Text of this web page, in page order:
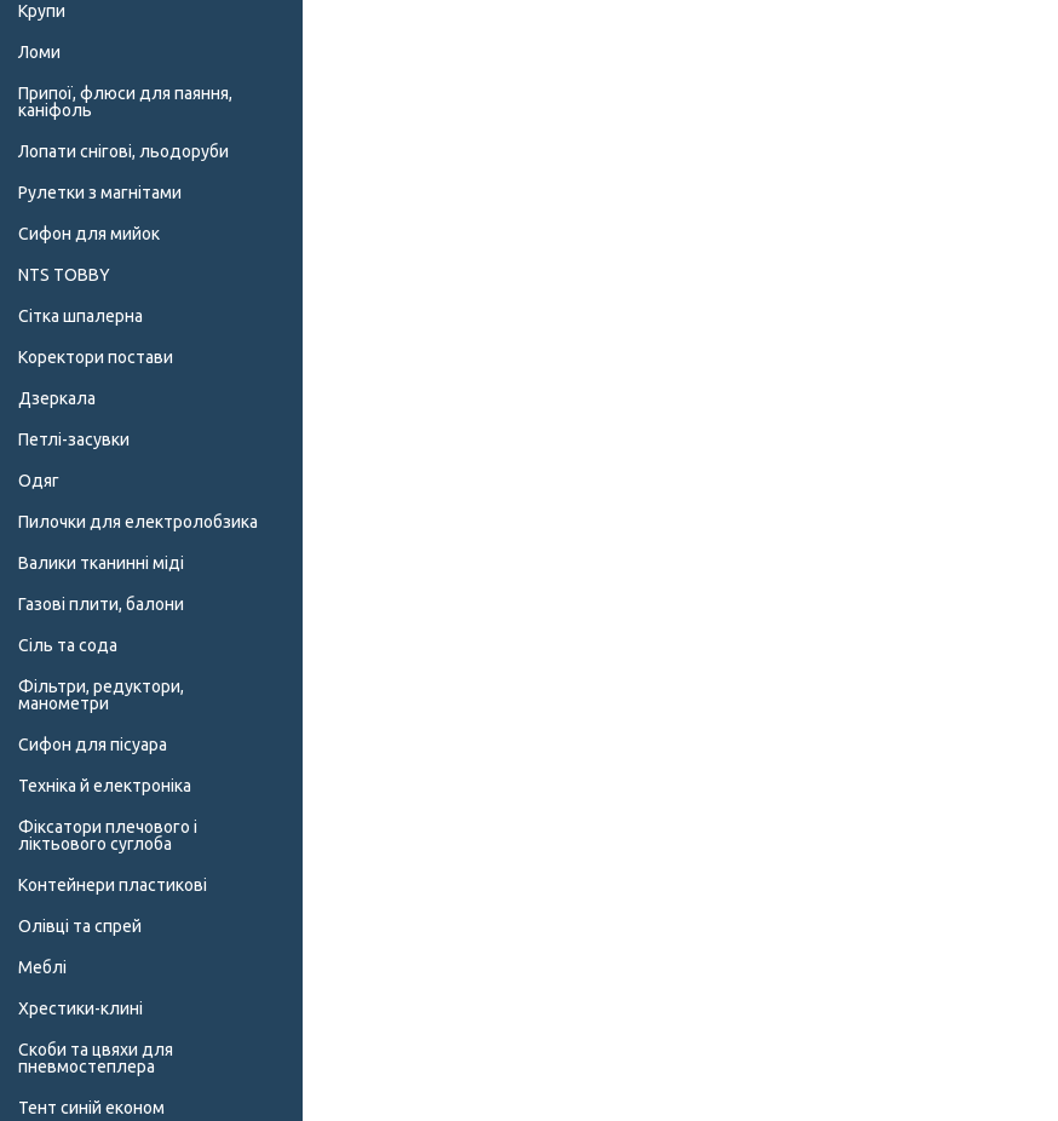
Крупи
Ломи
Припої, флюси для паяння,
каніфоль
Лопати снігові, льодоруби
Рулетки з магнітами
Сифон для мийок
NTS TOBBY
Сітка шпалерна
Коректори постави
Дзеркала
Петлі-засувки
Одяг
Пилочки для електролобзика
Валики тканинні міді
Газові плити, балони
Сіль та сода
Фільтри, редуктори,
манометри
Сифон для пісуара
Техніка й електроніка
Фіксатори плечового і
ліктьового суглоба
Контейнери пластикові
Олівці та спрей
Меблі
Хрестики-клині
Скоби та цвяхи для
пневмостеплера
Тент синій економ